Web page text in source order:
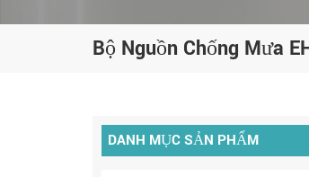
Bộ Nguồn Chống Mưa
DANH MỤC SẢN PHẨM